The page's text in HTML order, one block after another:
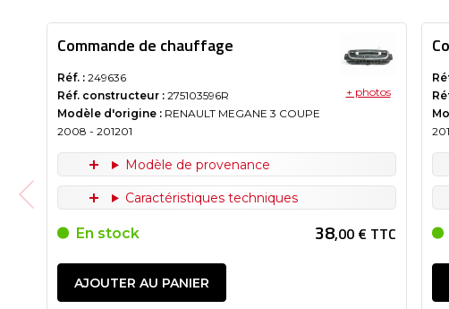
Commande de chauffage
Réf. : 249636
Réf. constructeur : 275103596R
Modèle d'origine : RENAULT MEGANE 3 COUPE
2008 - 201201
+ photos
Modèle de provenance
Caractéristiques techniques
En stock 38,00 € TTC
AJOUTER AU PANIER